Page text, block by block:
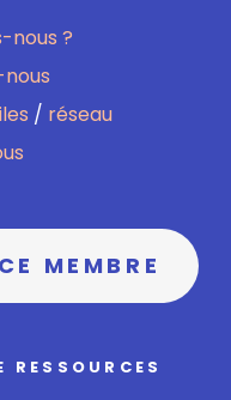
nous ?
/ réseau
MEMBRE
RESSOURCES